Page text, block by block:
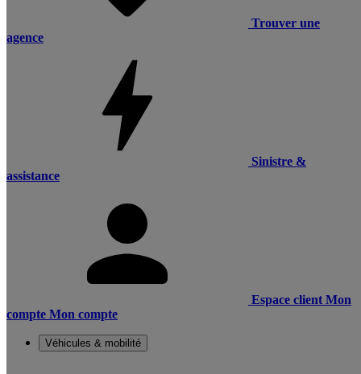
Trouver une
agence
Sinistre &
assistance
Espace client Mon
compte Mon compte
Véhicules & mobilité